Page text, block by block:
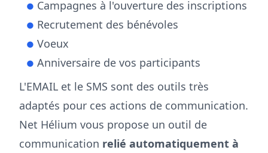
● Campagnes à l'ouverture des inscriptions
● Recrutement des bénévoles
● Voeux
● Anniversaire de vos participants
L'EMAIL et le SMS sont des outils très
adaptés pour ces actions de communication.
Net Hélium vous propose un outil de
communication relié automatiquement à